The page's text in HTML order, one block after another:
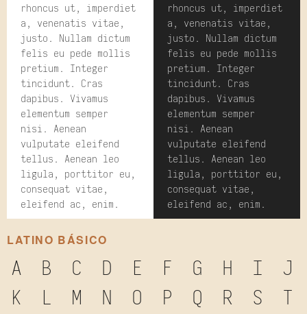
rhoncus ut, imperdiet
a, venenatis vitae,
justo. Nullam dictum
felis eu pede mollis
pretium. Integer
tincidunt. Cras
dapibus. Vivamus
elementum semper
nisi. Aenean
vulputate eleifend
tellus. Aenean leo
ligula, porttitor eu,
consequat vitae,
eleifend ac, enim.
rhoncus ut, imperdiet
a, venenatis vitae,
justo. Nullam dictum
felis eu pede mollis
pretium. Integer
tincidunt. Cras
dapibus. Vivamus
elementum semper
nisi. Aenean
vulputate eleifend
tellus. Aenean leo
ligula, porttitor eu,
consequat vitae,
eleifend ac, enim.
LATINO BÁSICO
A B C D E F G H I
J
K
L M N O P Q R S
T